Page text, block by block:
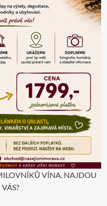
VÍNA. NAJDOU